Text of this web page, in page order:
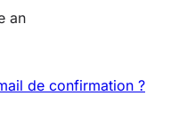
an
de confirmation ?